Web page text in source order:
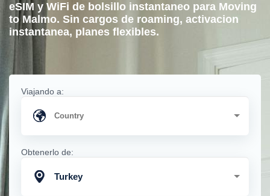
eSIM y WiFi de bolsillo instantaneo para Moving
to Malmo. Sin cargos de roaming, activacion
instantanea, planes flexibles.
Viajando a:
Obtenerlo de:
Turkey